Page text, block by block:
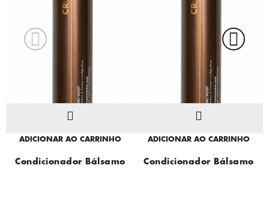
ADICIONAR AO CARRINHO
Condicionador Bálsamo
ADICIONAR AO CARRINHO
Condicionador Bálsamo